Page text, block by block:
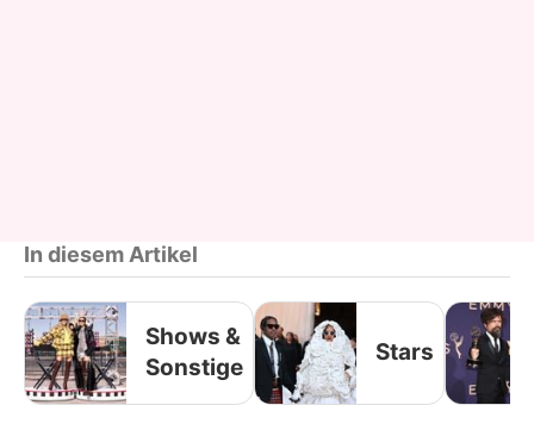
In diesem Artikel
Shows &
Sonstige
Stars